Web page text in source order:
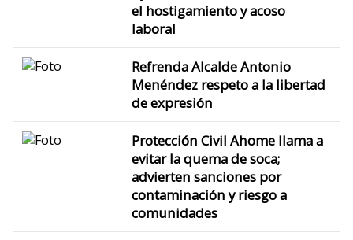
el hostigamiento y acoso
laboral
Refrenda Alcalde Antonio
Menéndez respeto a la libertad
de expresión
Protección Civil Ahome llama a
evitar la quema de soca;
advierten sanciones por
contaminación y riesgo a
comunidades